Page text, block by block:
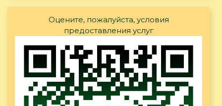
Оцените, пожалуйста, условия
предоставления услуг